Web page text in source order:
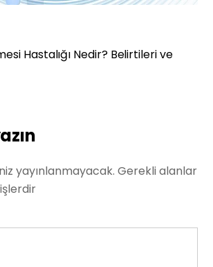
Hastalığı Nedir? Belirtileri ve
yayınlanmayacak. Gerekli alanlar